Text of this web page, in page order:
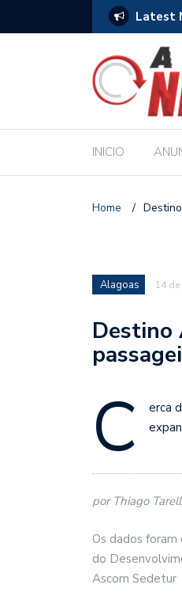
Latest
com a Educação
INICIO
Home /
Alagoas 14
Destino
C
erca
por Thiago
Os dados
do
Ascom Sedetur